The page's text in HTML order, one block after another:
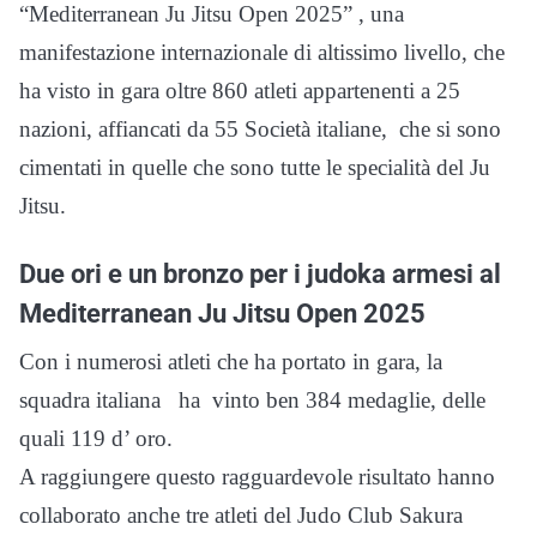
“Mediterranean Ju Jitsu Open 2025” , una
manifestazione internazionale di altissimo livello, che
ha visto in gara oltre 860 atleti appartenenti a 25
nazioni, affiancati da 55 Società italiane, che si sono
cimentati in quelle che sono tutte le specialità del Ju
Jitsu.
Due ori e un bronzo per i judoka armesi al
Mediterranean Ju Jitsu Open 2025
Con i numerosi atleti che ha portato in gara, la
squadra italiana ha vinto ben 384 medaglie, delle
quali 119 d’ oro.
A raggiungere questo ragguardevole risultato hanno
collaborato anche tre atleti del Judo Club Sakura